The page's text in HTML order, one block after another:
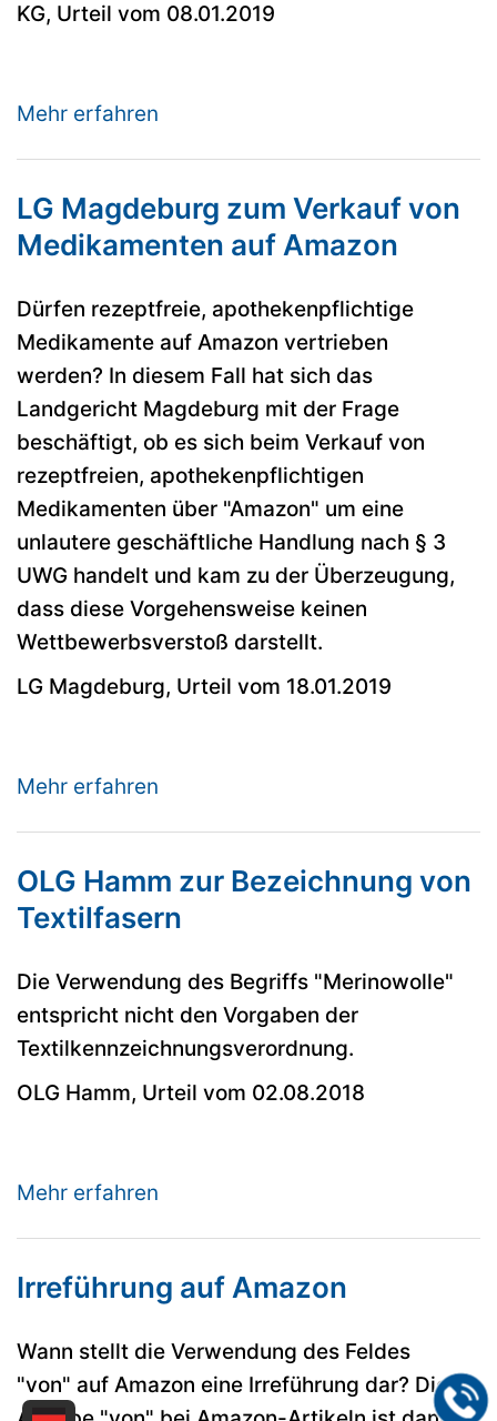
KG, Urteil vom 08.01.2019
Mehr erfahren
LG Magdeburg zum Verkauf von
Medikamenten auf Amazon
Dürfen rezeptfreie, apothekenpflichtige
Medikamente auf Amazon vertrieben
werden? In diesem Fall hat sich das
Landgericht Magdeburg mit der Frage
beschäftigt, ob es sich beim Verkauf von
rezeptfreien, apothekenpflichtigen
Medikamenten über "Amazon" um eine
unlautere geschäftliche Handlung nach § 3
UWG handelt und kam zu der Überzeugung,
dass diese Vorgehensweise keinen
Wettbewerbsverstoß darstellt.
LG Magdeburg, Urteil vom 18.01.2019
Mehr erfahren
OLG Hamm zur Bezeichnung von
Textilfasern
Die Verwendung des Begriffs "Merinowolle"
entspricht nicht den Vorgaben der
Textilkennzeichnungsverordnung.
OLG Hamm, Urteil vom 02.08.2018
Mehr erfahren
Irreführung auf Amazon
Wann stellt die Verwendung des Feldes
"von" auf Amazon eine Irreführung dar? Die